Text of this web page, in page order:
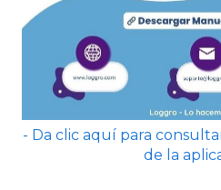
- Da clic aquí para
de la